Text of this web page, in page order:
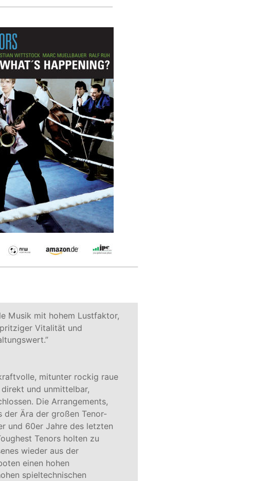
Musik mit hohem Lustfaktor,
Vitalität und
mitunter rockig raue
und unmittelbar,
Die Arrangements,
der Ära der großen Tenor-
und 60er Jahre des letzten
Tenors holten zu
wieder aus der
einen hohen
spieltechnischen